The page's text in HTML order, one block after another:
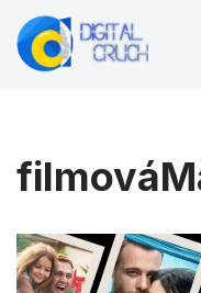
Preskočiť